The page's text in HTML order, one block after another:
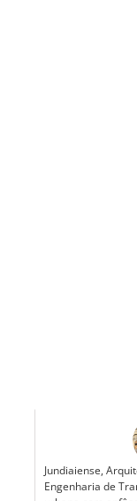
Jundiaiense,
Engenharia de